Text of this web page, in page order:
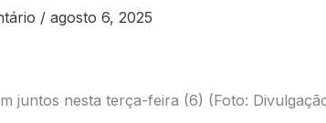
/ agosto 6, 2025